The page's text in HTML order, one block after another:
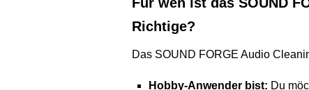
Richtige?
Das SOUND FORGE Audio
Hobby-Anwender bist: Du